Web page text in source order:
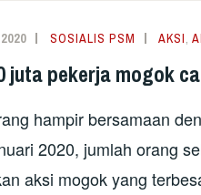
BERKOMPROMI
SOSIALIS PSM AKSI,
juta pekerja mogok
hampir bersamaan
2020, jumlah orang
aksi mogok yang